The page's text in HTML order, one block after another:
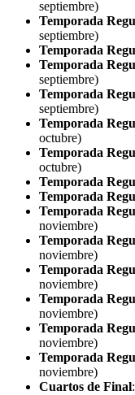
septiembre)
Temporada
septiembre)
Temporada
Temporada
septiembre)
Temporada
septiembre)
Temporada
octubre)
Temporada
octubre)
Temporada
Temporada
Temporada
noviembre)
Temporada
noviembre)
Temporada
noviembre)
Temporada
noviembre)
Temporada
noviembre)
Temporada
noviembre)
Cuartos de Final